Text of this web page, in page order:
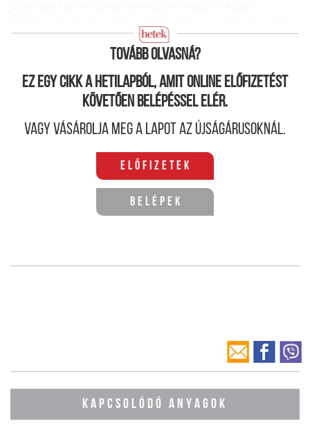
leköszönő elnök szexuális szokásainak.
Tovább olvasná?
Ez egy cikk a hetilapból, amit online előfizetést
követően belépéssel elér.
Vagy vásárolja meg a lapot az újságárusoknál.
Előfizetek
Belépek
KAPCSOLÓDÓ ANYAGOK